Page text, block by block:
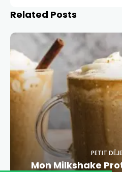
Related Posts
PETIT
Mon Milkshake